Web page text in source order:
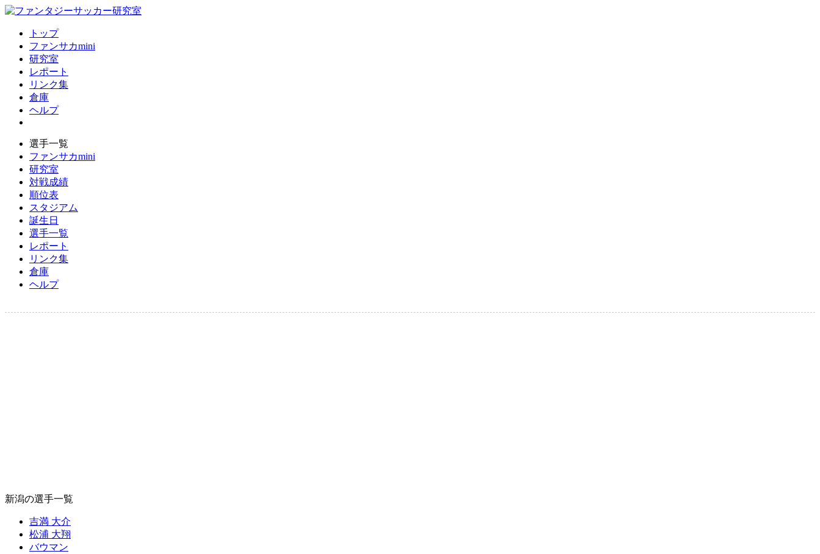
トップ
ファンサカmini
研究室
レポート
リンク集
倉庫
ヘルプ
選手一覧
ファンサカmini
研究室
対戦成績
順位表
スタジアム
誕生日
選手一覧
レポート
リンク集
倉庫
ヘルプ
新潟の選手一覧
吉満 大介
松浦 大翔
バウマン